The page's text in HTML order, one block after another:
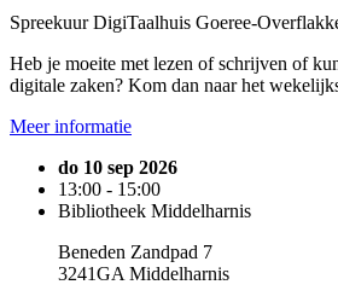
Spreekuur DigiTaalhuis Goeree-
Heb je moeite met lezen of schrijven of
digitale zaken? Kom dan naar het
Meer informatie
do 10 sep 2026
13:00 - 15:00
Bibliotheek Middelharnis
Beneden Zandpad 7
3241GA Middelharnis